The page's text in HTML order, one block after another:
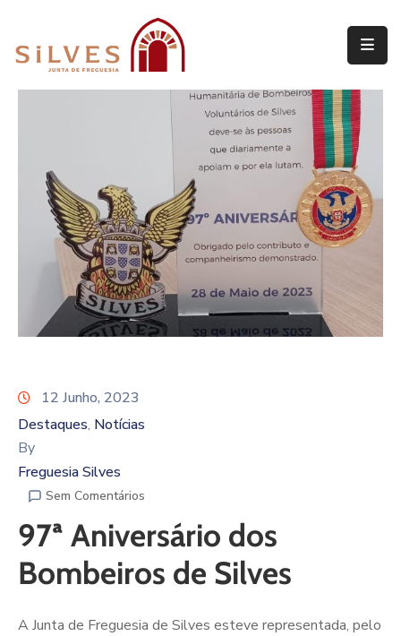
Assembleia
Freguesia
Projetos
12 Junho, 2023
Destaques‚ Notícias
By
Freguesia Silves
Sem Comentários
97ª Aniversário dos
Bombeiros de Silves
A Junta de Freguesia de Silves esteve representada, pelo